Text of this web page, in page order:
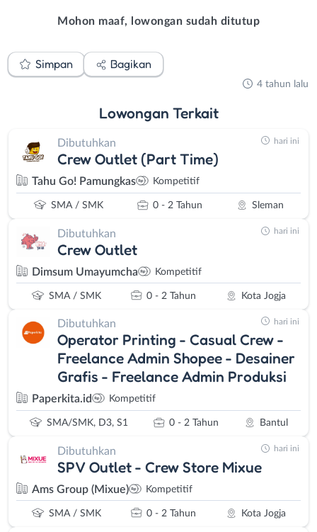
Mohon maaf, lowongan sudah ditutup
Simpan Bagikan
4 tahun lalu
Lowongan Terkait
Dibutuhkan
Crew Outlet (Part Time)
Tahu Go! Pamungkas Kompetitif
SMA / SMK 0 - 2 Tahun Sleman
hari ini
Dibutuhkan
Crew Outlet
Dimsum Umayumcha Kompetitif
SMA / SMK 0 - 2 Tahun Kota Jogja
hari ini
Dibutuhkan
Operator Printing - Casual Crew -
Freelance Admin Shopee - Desainer
Grafis - Freelance Admin Produksi
Paperkita.id Kompetitif
SMA/SMK, D3, S1 0 - 2 Tahun Bantul
hari ini
Dibutuhkan
SPV Outlet - Crew Store Mixue
Ams Group (Mixue) Kompetitif
SMA / SMK 0 - 2 Tahun Kota Jogja
hari ini